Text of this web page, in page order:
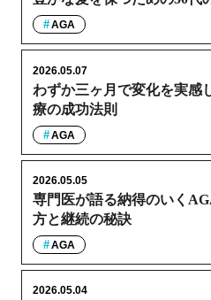
AGA
わずか三ヶ月で変化を実感
療の成功法則
2026.05.07
AGA
専門医が語る納得のいく
方と継続の秘訣
2026.05.05
AGA
2026.05.04